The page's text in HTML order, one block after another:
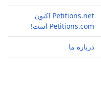
Petitions.net اکنون
Petitions.com است!
درباره ما